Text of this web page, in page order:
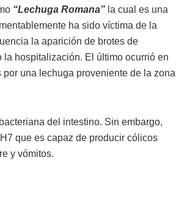
“Lechuga Romana” la cual es una
ha sido víctima de la
la aparición de brotes de
hospitalización. El último ocurrió en
una lechuga proveniente de la zona
del intestino. Sin embargo,
que es capaz de producir cólicos
y vómitos.